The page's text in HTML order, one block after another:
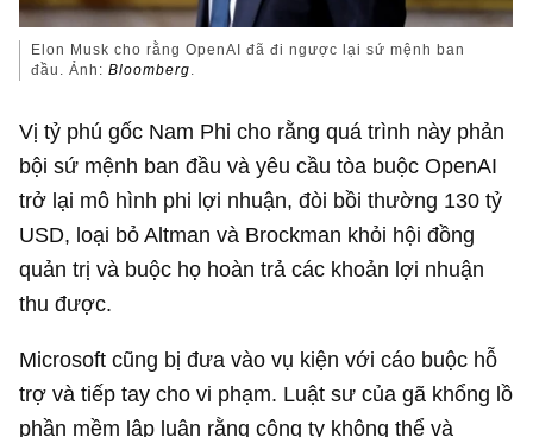
Elon Musk cho rằng OpenAI đã đi ngược lại sứ mệnh ban
đầu. Ảnh:Bloomberg
Vị tỷ phú gốc Nam Phi cho rằng quá trình này phản
bội sứ mệnh ban đầu và yêu cầu tòa buộc OpenAI
trở lại mô hình phi lợi nhuận, đòi bồi thường 130 tỷ
USD, loại bỏ Altman và Brockman khỏi hội đồng
quản trị và buộc họ hoàn trả các khoản lợi nhuận
thu được.
Microsoft cũng bị đưa vào vụ kiện với cáo buộc hỗ
trợ và tiếp tay cho vi phạm. Luật sư của gã khổng lồ
phần mềm lập luận rằng công ty không thể và